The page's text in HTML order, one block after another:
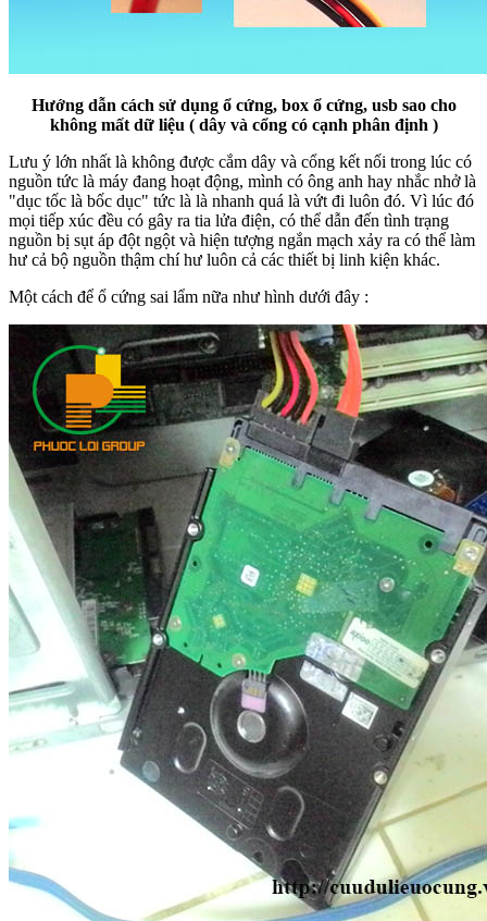
Hướng dẫn cách sử dụng ổ cứng, box ổ cứng, usb sao cho
không mất dữ liệu ( dây và cổng có cạnh phân định )
Lưu ý lớn nhất là không được cắm dây và cổng kết nối trong lúc có
nguồn tức là máy đang hoạt động, mình có ông anh hay nhắc nhở là
"dục tốc là bốc dục" tức là là nhanh quá là vứt đi luôn đó. Vì lúc đó
mọi tiếp xúc đều có gây ra tia lửa điện, có thể dẫn đến tình trạng
nguồn bị sụt áp đột ngột và hiện tượng ngắn mạch xảy ra có thể làm
hư cả bộ nguồn thậm chí hư luôn cả các thiết bị linh kiện khác.
Một cách để ổ cứng sai lẩm nữa như hình dưới đây :